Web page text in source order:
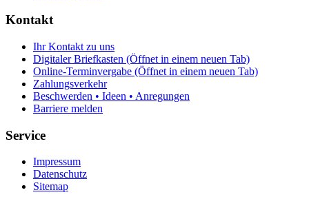
Kontakt
Ihr Kontakt zu uns
Digitaler Briefkasten (Öffnet in einem neuen Tab)
Online-Terminvergabe (Öffnet in einem neuen Tab)
Zahlungsverkehr
Beschwerden • Ideen • Anregungen
Barriere melden
Service
Impressum
Datenschutz
Sitemap